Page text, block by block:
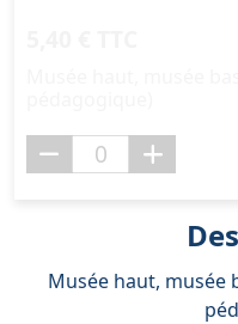
Musée haut, musée